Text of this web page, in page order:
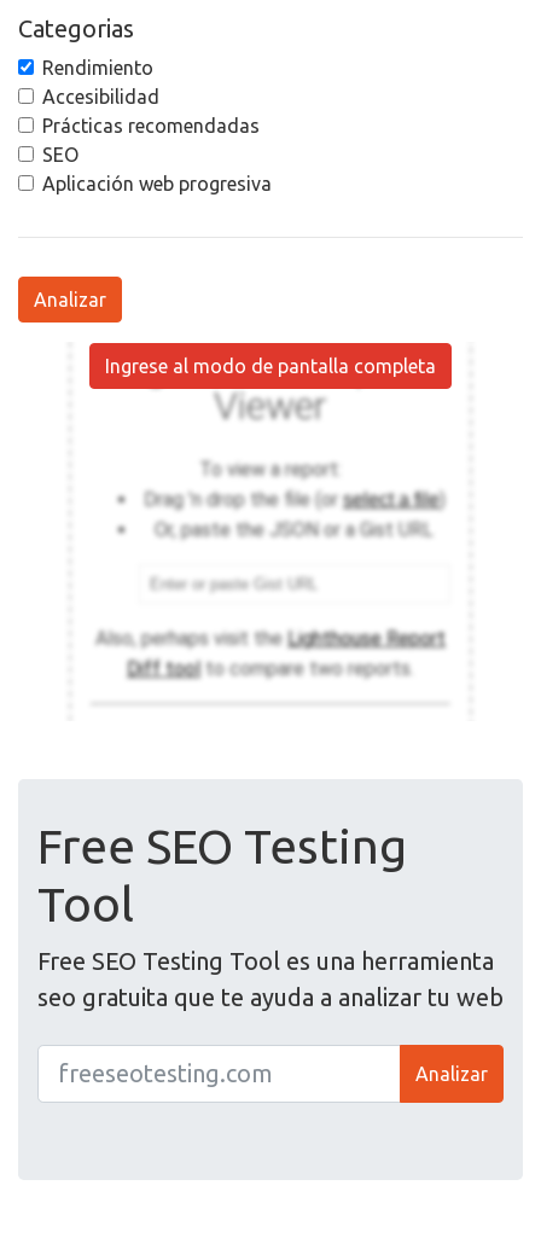
Categorias
Rendimiento
Accesibilidad
Prácticas recomendadas
SEO
Aplicación web progresiva
Analizar
Ingrese al modo de pantalla completa
Free SEO Testing
Tool
Free SEO Testing Tool es una herramienta
seo gratuita que te ayuda a analizar tu web
Analizar